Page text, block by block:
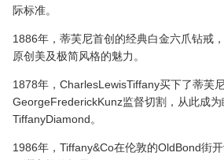
际标准。
1886年，蒂芙尼首创的经典白金六爪钻戒
原创美及极简风格的魅力。
1878年，CharlesLewisTiffany买下了蒂芙
GeorgeFrederickKunz监督切割，从此成
TiffanyDiamond。
1986年，Tiffany&Co在伦敦的OldBond街